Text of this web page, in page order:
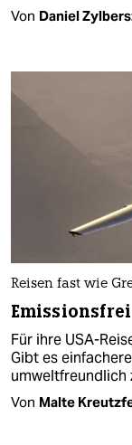
Von Daniel
Reisen fast wie
Für ihre USA-
Gibt es
umweltfreundlich
Von Malte